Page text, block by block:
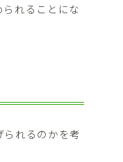
れることにな
れるのかを考